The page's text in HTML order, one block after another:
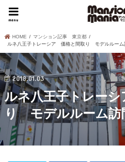
menu
HOME
マンション記事 東京都
ルネ八王子トレーシア 価格と間取り モデルルーム
2018.01.03
ルネ八王子トレー
り モデルルーム訪